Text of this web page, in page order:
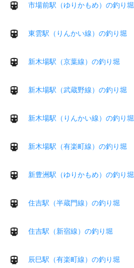
市場前駅（ゆりかもめ）の釣り堀
東雲駅（りんかい線）の釣り堀
新木場駅（京葉線）の釣り堀
新木場駅（武蔵野線）の釣り堀
新木場駅（りんかい線）の釣り堀
新木場駅（有楽町線）の釣り堀
新豊洲駅（ゆりかもめ）の釣り堀
住吉駅（半蔵門線）の釣り堀
住吉駅（新宿線）の釣り堀
辰巳駅（有楽町線）の釣り堀